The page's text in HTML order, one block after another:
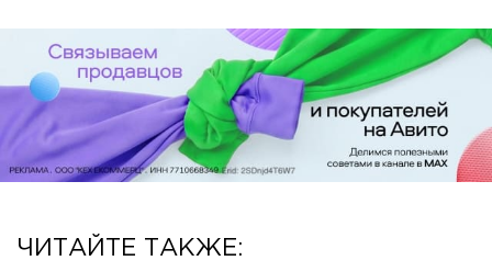
ЧИТАЙТЕ ТАКЖЕ: